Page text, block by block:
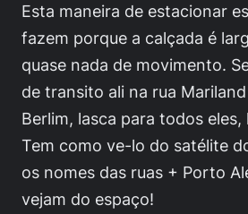
Esta maneira de estacionar
fazem porque a calçada é
quase nada de movimento.
de transito ali na rua
Berlim, lasca para todos eles,
Tem como ve-lo do satélite
os nomes das ruas + Porto
vejam do espaço!